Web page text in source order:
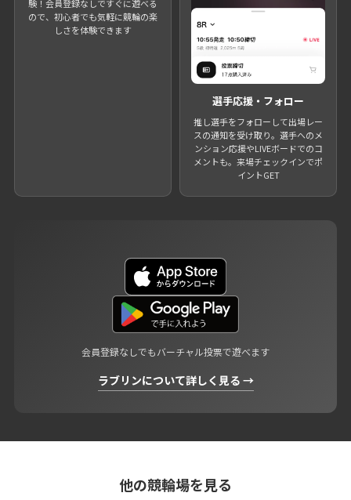
験！会員登録なしですぐに遊べる
ので、初心者でも気軽に競輪の楽
しさを体験できます
選手応援・フォロー
推し選手をフォローして出場レー
スの通知を受け取り。選手へのメ
ンション応援やLIVEボードでのコ
メントも。来場チェックインでポ
イントGET
会員登録なしでもバーチャル投票で遊べます
ラブリンについて詳しく見る →
他の競輪場を見る